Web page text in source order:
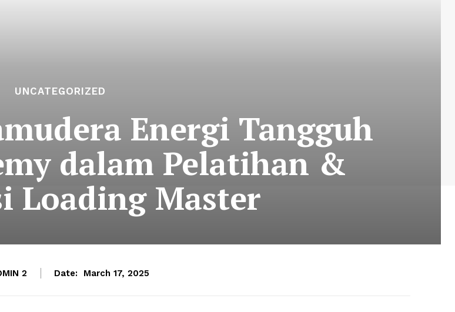
UNCATEGORIZED
Energi Tangguh
dalam Pelatihan &
Loading Master
2 Date: March 17, 2025